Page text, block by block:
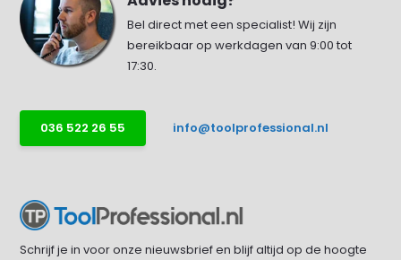
Bel direct met een specialist! Wij zijn
bereikbaar op werkdagen van 9:00 tot
17:30.
036 522 26 55 info@toolprofessional.nl
Schrijf je in voor onze nieuwsbrief en blijf altijd op de hoogte